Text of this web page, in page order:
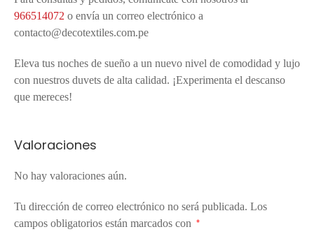
966514072 o envía un correo electrónico a
contacto@decotextiles.com.pe
Eleva tus noches de sueño a un nuevo nivel de comodidad y lujo
con nuestros duvets de alta calidad. ¡Experimenta el descanso
que mereces!
Valoraciones
No hay valoraciones aún.
Tu dirección de correo electrónico no será publicada. Los
campos obligatorios están marcados con
*